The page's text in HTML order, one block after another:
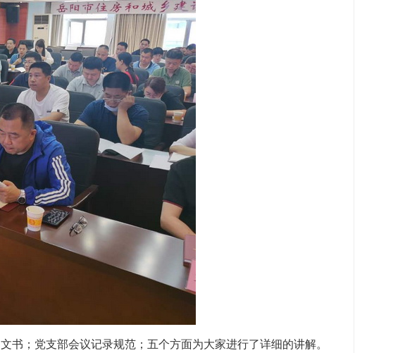
；党支部会议记录规范；五个方面为大家进行了详细的讲解。